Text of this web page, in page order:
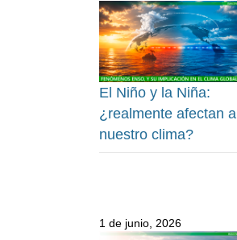
El Niño y la Niña:
¿realmente afectan a
nuestro clima?
1 de junio, 2026